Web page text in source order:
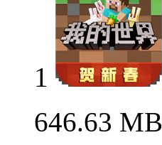
1
646.63 MB